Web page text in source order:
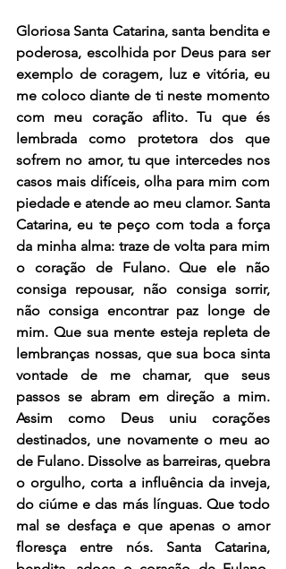
Gloriosa Santa Catarina, santa bendita e
poderosa, escolhida por Deus para ser
exemplo de coragem, luz e vitória, eu
me coloco diante de ti neste momento
com meu coração aflito. Tu que és
lembrada como protetora dos que
sofrem no amor, tu que intercedes nos
casos mais difíceis, olha para mim com
piedade e atende ao meu clamor. Santa
Catarina, eu te peço com toda a força
da minha alma: traze de volta para mim
o coração de Fulano. Que ele não
consiga repousar, não consiga sorrir,
não consiga encontrar paz longe de
mim. Que sua mente esteja repleta de
lembranças nossas, que sua boca sinta
vontade de me chamar, que seus
passos se abram em direção a mim.
Assim como Deus uniu corações
destinados, une novamente o meu ao
de Fulano. Dissolve as barreiras, quebra
o orgulho, corta a influência da inveja,
do ciúme e das más línguas. Que todo
mal se desfaça e que apenas o amor
floresça entre nós. Santa Catarina,